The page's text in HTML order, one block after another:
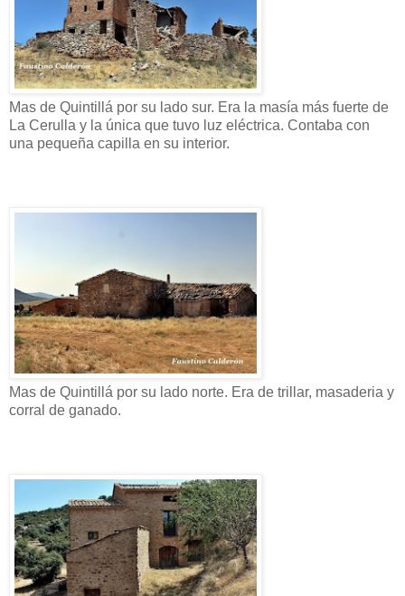
Mas de Quintillá por su lado sur. Era la masía más fuerte de
La Cerulla y la única que tuvo luz eléctrica. Contaba con
una pequeña capilla en su interior.
Mas de Quintillá por su lado norte. Era de trillar, masaderia y
corral de ganado.